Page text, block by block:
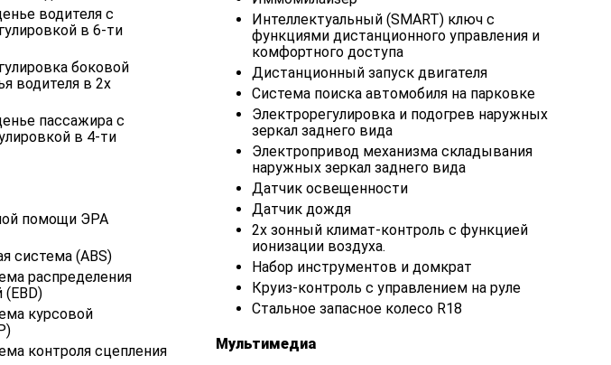
водителя с
в 6-ти
боковой
водителя в 2х
пассажира с
в 4-ти
помощи ЭРА
система (ABS)
распределения
курсовой
контроля сцепления
Интеллектуальный (SMART) ключ с
функциями дистанционного управления и
комфортного доступа
Дистанционный запуск двигателя
Система поиска автомобиля на парковке
Электрорегулировка и подогрев наружных
зеркал заднего вида
Электропривод механизма складывания
наружных зеркал заднего вида
Датчик освещенности
Датчик дождя
2х зонный климат-контроль с функцией
ионизации воздуха.
Набор инструментов и домкрат
Круиз-контроль с управлением на руле
Стальное запасное колесо R18
Мультимедиа